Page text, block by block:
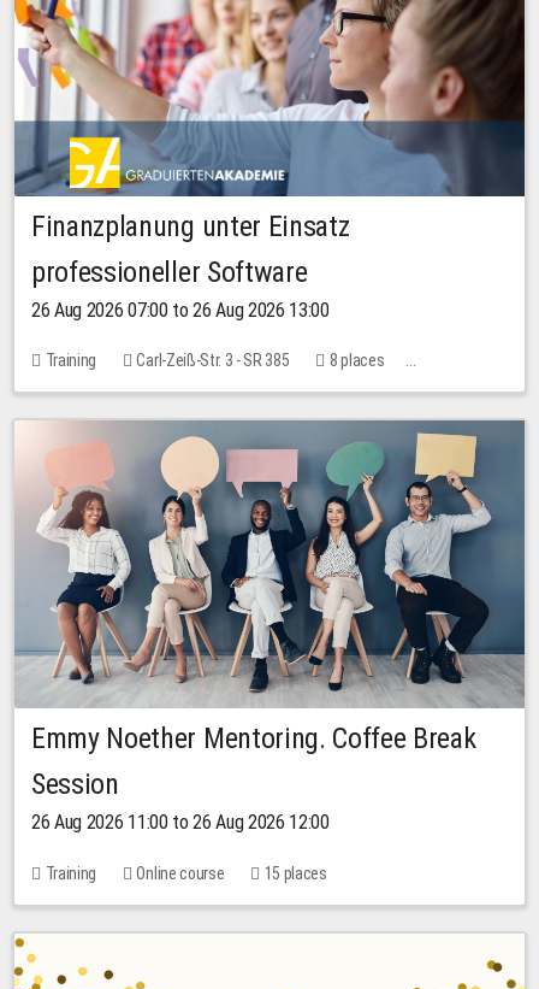
Finanzplanung unter Einsatz
professioneller Software
26 Aug 2026 07:00 to 26 Aug 2026 13:00
Training Carl-Zeiß-Str. 3 - SR 385
8 places
20.00 EUR
Emmy Noether Mentoring. Coffee Break
Session
26 Aug 2026 11:00 to 26 Aug 2026 12:00
Training Online course 15 places